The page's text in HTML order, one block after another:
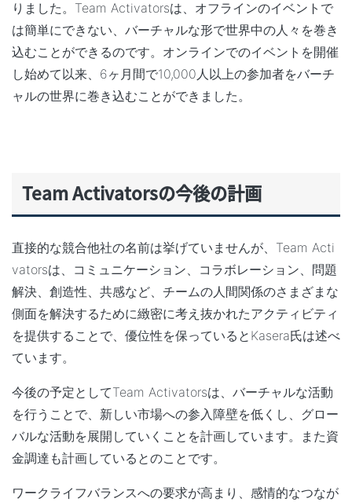
りました。Team Activatorsは、オフラインのイベントで
は簡単にできない、 バーチャルな形で世界中の人々を巻き
込むことができるのです。オンラインでのイベントを開催
し始めて以来、6ヶ月間で10,000人以上の参加者をバーチ
ャルの世界に巻き込むことができました。
Team Activatorsの今後の計画
直接的な競合他社の名前は挙げていませんが、Team Acti
vatorsは、 コミュニケーション、コラボレーション、問題
解決、創造性、共感など、チームの人間関係のさまざまな
側面を解決するために緻密に考え抜かれたアクティビティ
を提供することで、優位性を保っているとKasera氏は述べ
ています。
今後の予定としてTeam Activatorsは、バーチャルな活動
を行うことで、新しい市場への参入障壁を低くし、 グロー
バルな活動を展開 していくことを計画しています。また資
金調達も計画しているとのことです。
ワークライフバランスへの要求が高まり、感情的なつなが